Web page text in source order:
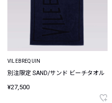
VILEBREQUIN
別注限定 SAND/サンド ビーチタオル
¥27,500